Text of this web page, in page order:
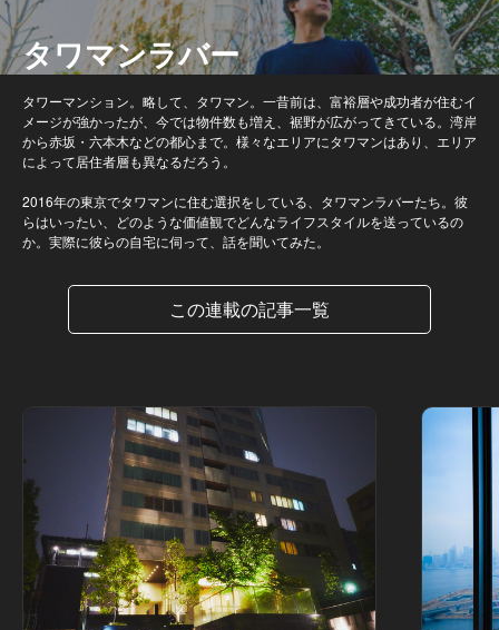
タワマンラバー
タワーマンション。略して、タワマン。一昔前は、富裕層や成功者が住むイ
メージが強かったが、今では物件数も増え、裾野が広がってきている。湾岸
から赤坂・六本木などの都心まで。様々なエリアにタワマンはあり、エリア
によって居住者層も異なるだろう。
2016年の東京でタワマンに住む選択をしている、タワマンラバーたち。彼
らはいったい、どのような価値観でどんなライフスタイルを送っているの
か。実際に彼らの自宅に伺って、話を聞いてみた。
この連載の記事一覧